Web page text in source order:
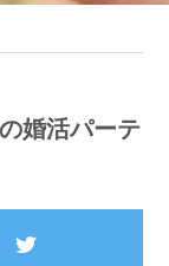
婚活パーテ